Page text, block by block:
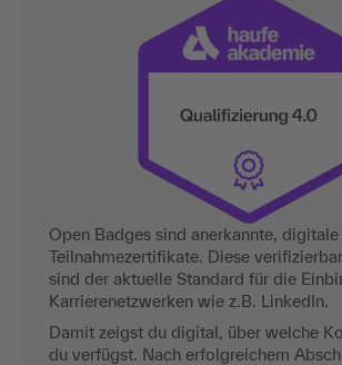
Open Badges sind anerkannte, digitale
Teilnahmezertifikate. Diese
sind der aktuelle Standard für die
Karrierenetzwerken wie z.B. LinkedIn.
Damit zeigst du digital, über welche
du verfügst. Nach erfolgreichem